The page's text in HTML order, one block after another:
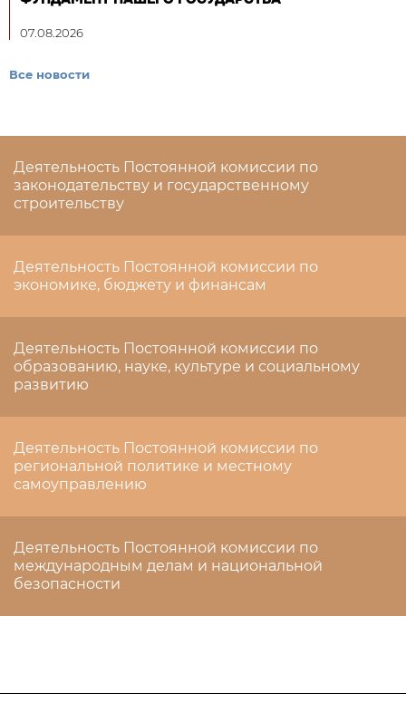
07.08.2026
Все новости
Деятельность Постоянной комиссии по
законодательству и государственному
строительству
Деятельность Постоянной комиссии по
экономике, бюджету и финансам
Деятельность Постоянной комиссии по
образованию, науке, культуре и социальному
развитию
Деятельность Постоянной комиссии по
региональной политике и местному
самоуправлению
Деятельность Постоянной комиссии по
международным делам и национальной
безопасности